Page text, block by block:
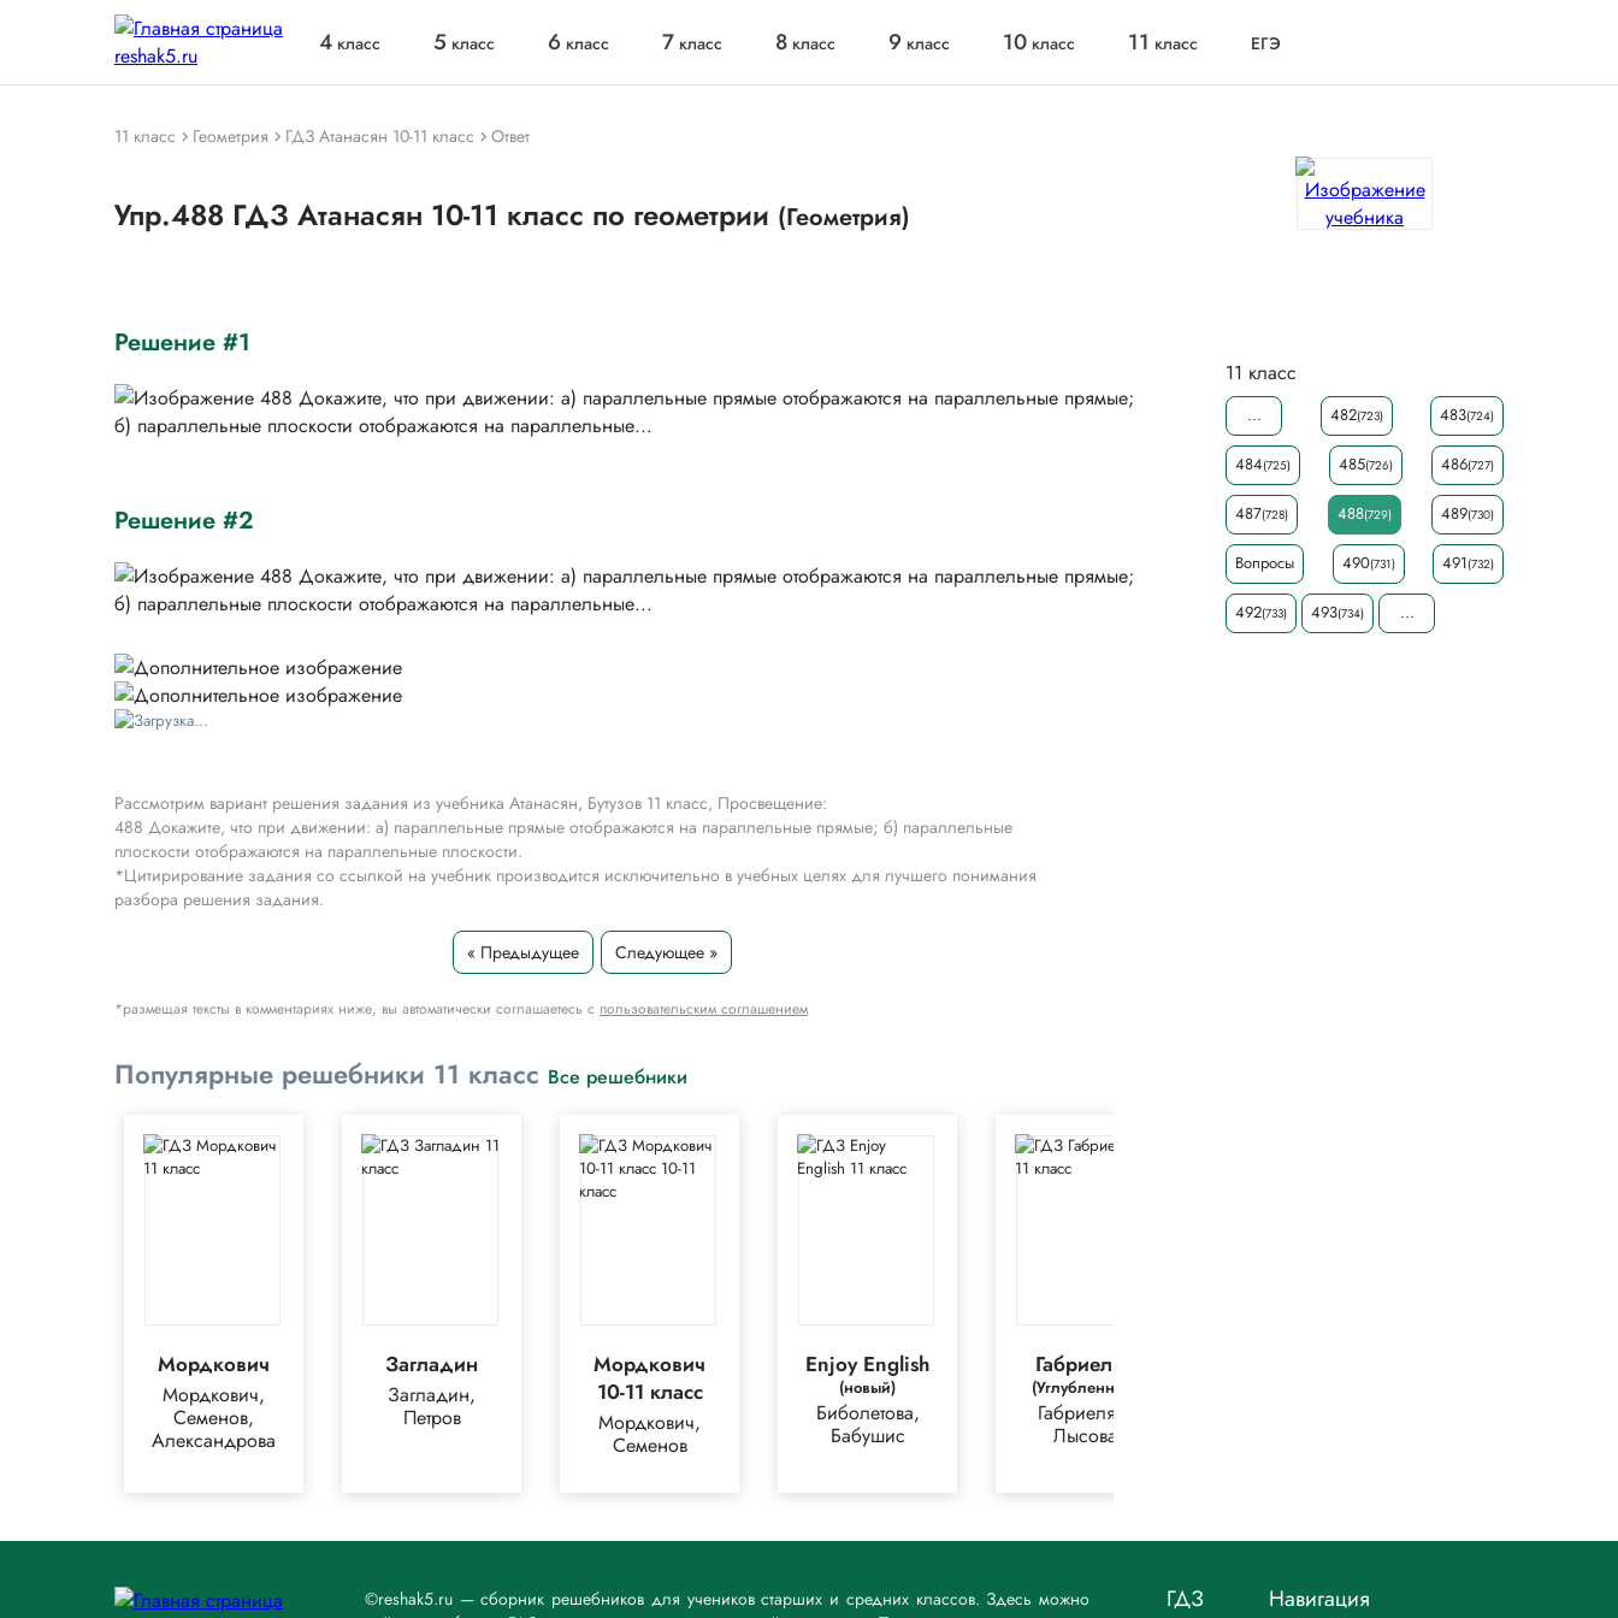
4 класс 5 класс 6 класс 7 класс 8 класс 9 класс 10 класс 11 класс ЕГЭ
11 класс Геометрия ГДЗ Атанасян 10-11 класс Ответ
Упр.488 ГДЗ Атанасян 10-11 класс по геометрии (Геометрия)
Решение #1
Решение #2
Рассмотрим вариант решения задания из учебника Атанасян, Бутузов 11 класс, Просвещение:
488 Докажите, что при движении: а) параллельные прямые отображаются на параллельные прямые; б) параллельные
плоскости отображаются на параллельные плоскости.
*Цитирирование задания со ссылкой на учебник производится исключительно в учебных целях для лучшего понимания
разбора решения задания.
« Предыдущее Следующее »
*размещая тексты в комментариях ниже, вы автоматически соглашаетесь с пользовательским соглашением
Популярные решебники 11 класс Все решебники
Мордкович
Мордкович,
Семенов,
Александрова
Загладин
Загладин,
Петров
Мордкович
10-11 класс
Мордкович,
Семенов
Enjoy English
(новый)
Биболетова,
Бабушис
Габриелян
(Углубленный)
Габриелян,
Лысова
11 класс
... 482(723) 483(724)
484(725) 485(726) 486(727)
487(728) 488(729) 489(730)
Вопросы 490(731) 491(732)
492(733) 493(734) ...
©reshak5.ru — сборник решебников для учеников старших и средних классов. Здесь можно
ГДЗ Навигация